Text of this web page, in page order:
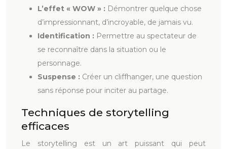
L’effet « WOW » : Démontrer quelque chose
d’impressionnant, d’incroyable, de jamais vu.
Identification : Permettre au spectateur de
se reconnaître dans la situation ou le
personnage.
Suspense : Créer un cliffhanger, une question
sans réponse pour inciter au partage.
Techniques de storytelling
efficaces
Le storytelling est un art puissant qui peut